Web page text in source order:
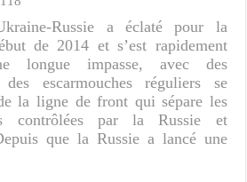
Russie a éclaté pour la
de 2014 et s’est rapidement
longue impasse, avec des
des escarmouches réguliers se
la ligne de front qui sépare les
contrôlées par la Russie et
que la Russie a lancé une